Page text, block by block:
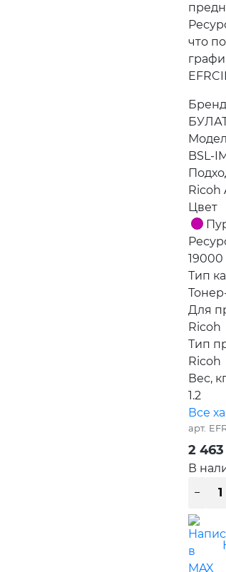
что
Бренд
BSL-
Ricoh
Цвет
19000
Тип
Для
Ricoh
Тип
Ricoh
Вес,
1.2
Все
арт.
2 463
В